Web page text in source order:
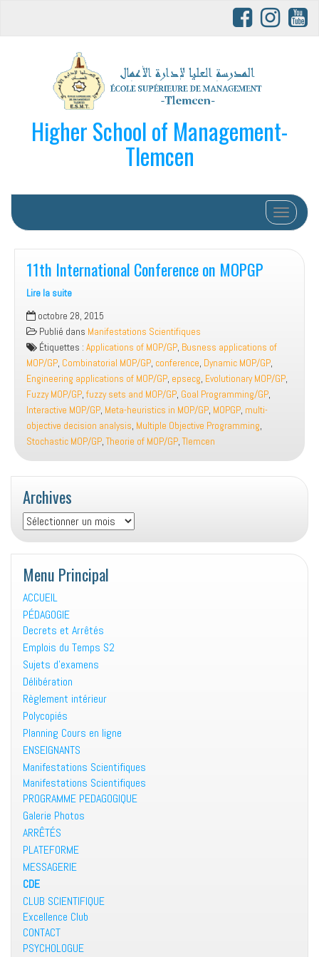
Higher School of Management-
Tlemcen
Afficher/
11th International Conference on MOPGP
Lire la suite
11th
International
Conference
on
MOPGP
octobre 28, 2015
Publié dans Manifestations Scientifiques
Étiquettes : Applications of MOP/GP, Busness applications of
MOP/GP, Combinatorial MOP/GP, conference, Dynamic MOP/GP,
Engineering applications of MOP/GP, epsecg, Evolutionary MOP/GP,
Fuzzy MOP/GP,fuzzy sets and MOP/GP, Goal Programming/GP,
Interactive MOP/GP, Meta-heuristics in MOP/GP, MOPGP, multi-
objective decision analysis, Multiple Objective Programming,
Stochastic MOP/GP,Theorie of MOP/GP,Tlemcen
Archives
Archives
Menu Principal
ACCUEIL
PÉDAGOGIE
Decrets et Arrêtés
Emplois du Temps S2
Sujets d’examens
Délibération
Règlement intérieur
Polycopiés
Planning Cours en ligne
ENSEIGNANTS
Manifestations Scientifiques
Manifestations Scientifiques
PROGRAMME PEDAGOGIQUE
Galerie Photos
ARRÊTÉS
PLATEFORME
MESSAGERIE
CDE
CLUB SCIENTIFIQUE
Excellence Club
CONTACT
PSYCHOLOGUE